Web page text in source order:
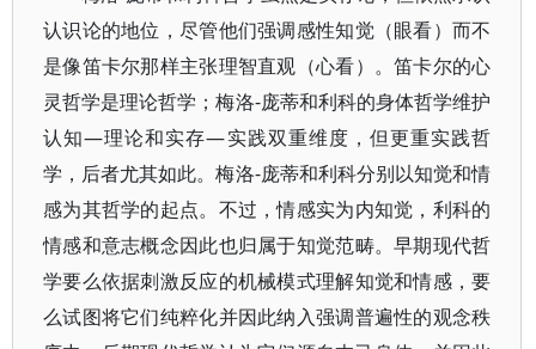
认识论的地位，尽管他们强调感性知觉（眼看）而不
是像笛卡尔那样主张理智直观（心看）。笛卡尔的心
灵哲学是理论哲学；梅洛-庞蒂和利科的身体哲学维护
认知—理论和实存—实践双重维度，但更重实践哲
学，后者尤其如此。梅洛-庞蒂和利科分别以知觉和情
感为其哲学的起点。不过，情感实为内知觉，利科的
情感和意志概念因此也归属于知觉范畴。早期现代哲
学要么依据刺激反应的机械模式理解知觉和情感，要
么试图将它们纯粹化并因此纳入强调普遍性的观念秩